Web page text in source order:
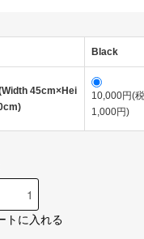
Black
45cm×Hei
10,000円(
1,000円)